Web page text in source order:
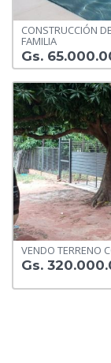
CONSTRUCCIÓN
FAMILIA
Gs.
VENDO TERRENO
Gs.